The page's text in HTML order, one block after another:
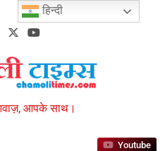
Times
आपके साथ।
Youtube
हिन्दी